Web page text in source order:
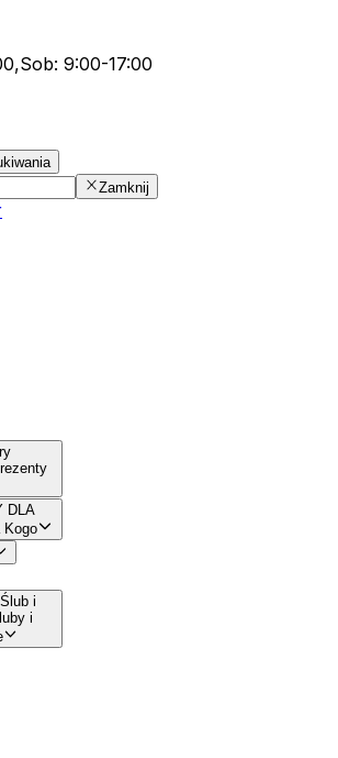
,Sob: 9:00-17:00
Zamknij
DLA
Kogo
i
i